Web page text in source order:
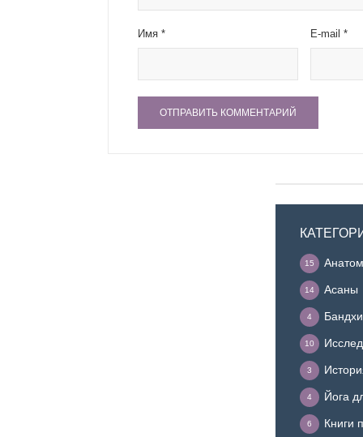
Имя * E-mail*
15
Асаны
14
Бандхи
4
10
3
Йога
4
Книги
6